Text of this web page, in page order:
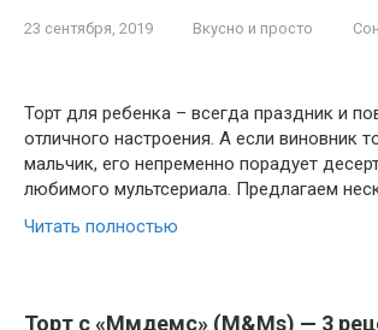
23 сентября, 2019 Вкусно и просто
Торт для ребенка – всегда праздник и
отличного настроения. А если виновник
мальчик, его непременно порадует
любимого мультсериала. Предлагаем
Читать полностью
Торт с «Ммдемс» (M&Ms) — 3